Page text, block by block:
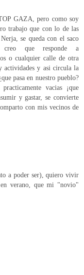
GAZA, pero como soy
trabajo que con lo de las
se queda con el saco
creo que responde a
o cualquier calle de otra
actividades y asi circula la
pasa en nuestro pueblo?
vacias ¡que
y gastar, se convierte
con mis vecinos de
a poder ser), quiero vivir
verano, que mi "novio"